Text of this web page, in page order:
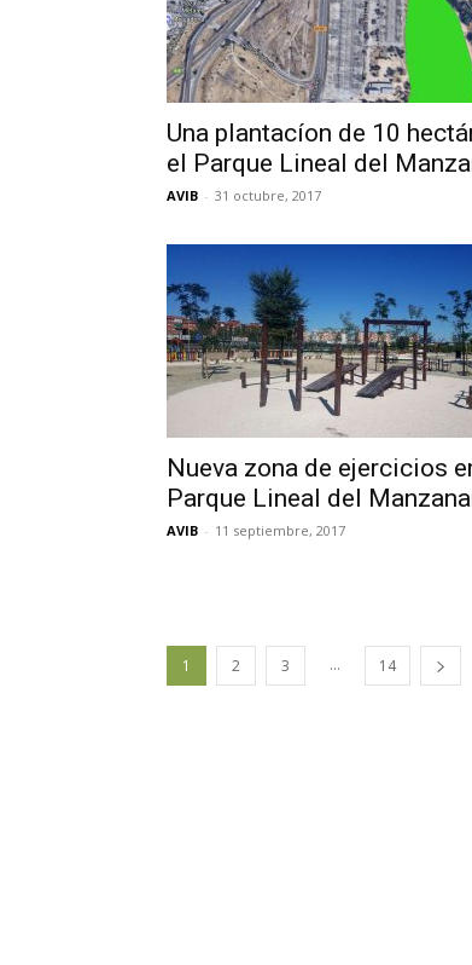
Una plantacíon de 10
el Parque Lineal del
AVIB - 31 octubre, 2017
Nueva zona de ejercicios
Parque Lineal del
AVIB - 11 septiembre, 2017
1 2 3 ... 14